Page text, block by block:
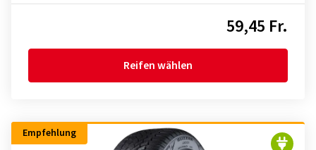
59,45 Fr.
Reifen wählen
Empfehlung